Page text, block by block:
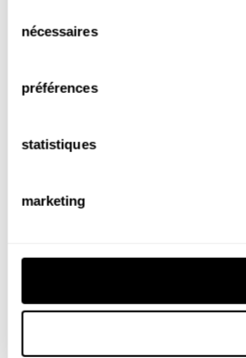
nécessaires
préférences
statistiques
marketing